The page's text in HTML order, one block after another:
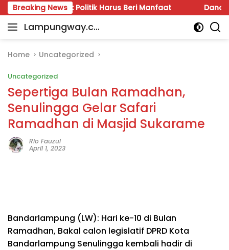
Skip
to
content
Breaking NewsPolitik Harus Beri Manfaat Dana BOS Way
Lampungway.co
Portal
Daerah
Terpercaya
dan
Terupdate
Home Uncategorized
Uncategorized
Sepertiga Bulan Ramadhan,
Senulingga Gelar Safari
Ramadhan di Masjid Sukarame
Rio Fauzul
April 1, 2023
Bandarlampung (LW): Hari ke-10 di Bulan
Ramadhan, Bakal calon legislatif DPRD Kota
Bandarlampung Senulingga kembali hadir di